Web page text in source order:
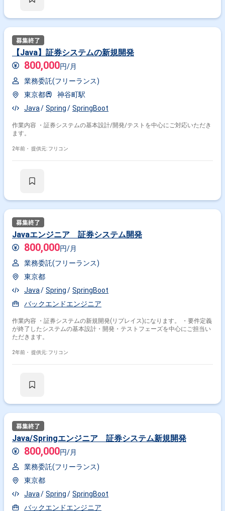
【Java】証券システムの新規開発
800,000円/月
業務委託(フリーランス)
東京都
神谷町駅
Java
Spring SpringBoot
作業内容 ・証券システムの基本設計/開発/テストを中心にご対応いただき
ます。
2年前・ 提供元: フリコン
Javaエンジニア 証券システム開発
800,000円/月
業務委託(フリーランス)
東京都
Java
Spring
SpringBoot
バックエンドエンジニア
作業内容 ・証券システムの新規開発(リプレイス)になります。 ・要件定義
が終了したシステムの基本設計・開発・テストフェーズを中心にご担当い
ただきます。
2年前・ 提供元: フリコン
Java/Springエンジニア 証券システム新規開発
800,000円/月
業務委託(フリーランス)
東京都
Java
Spring
SpringBoot
バックエンドエンジニア